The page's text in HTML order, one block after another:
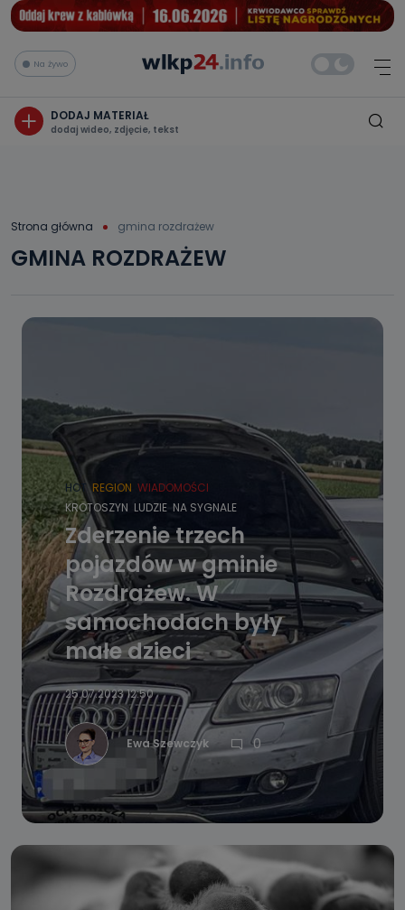
Na żywo
DODAJ MATERIAŁ
dodaj wideo, zdjęcie, tekst
Strona główna gmina rozdrażew
GMINA ROZDRAŻEW
HOT REGION WIADOMOŚCI
KROTOSZYN LUDZIE NA SYGNALE
Zderzenie trzech
pojazdów w gminie
Rozdrażew. W
samochodach były
małe dzieci
25.07.2023 12:50
Ewa Szewczyk 0